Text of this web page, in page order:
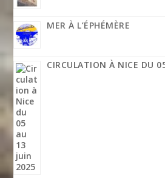
MER À L’ÉPHÉMÈRE
CIRCULATION À NICE DU